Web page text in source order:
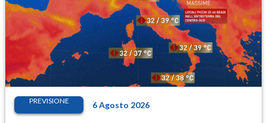
PREVISIONE 6 Agosto 2026